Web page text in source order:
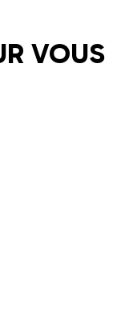
VOUS